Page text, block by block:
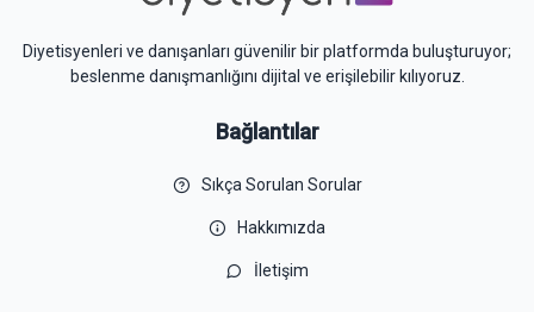
Diyetisyenleri ve danışanları güvenilir bir platformda buluşturuyor;
beslenme danışmanlığını dijital ve erişilebilir kılıyoruz.
Bağlantılar
Sıkça Sorulan Sorular
Hakkımızda
İletişim